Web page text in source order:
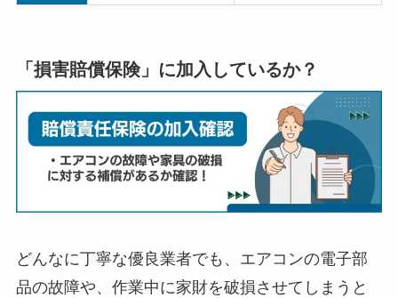
「損害賠償保険」に加入しているか？
どんなに丁寧な優良業者でも、エアコンの電子部
品の故障や、作業中に家財を破損させてしまうと